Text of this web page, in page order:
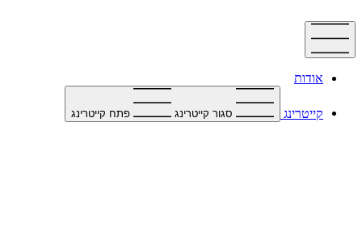
לתוכן
אודות
קייטרינג סגור קייטרינג פתח קייטרינג